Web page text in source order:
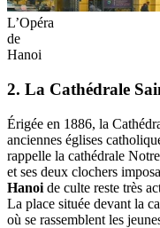
L’Opéra
de
Hanoi
2. La Cathédrale
Érigée en 1886, la
anciennes églises
rappelle la cathédrale
et ses deux clochers
Hanoi de culte reste très
La place située devant la
où se rassemblent les